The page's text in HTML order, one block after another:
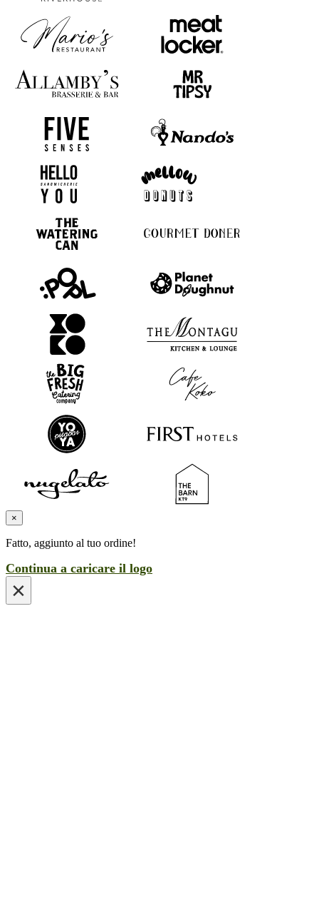
×
Fatto, aggiunto al tuo ordine!
Continua a caricare il logo
×